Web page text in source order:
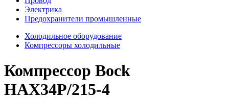
Электрика
Предохранители промышленные
Холодильное оборудование
Компрессоры холодильные
Компрессор Bock
HAX34P/215-4